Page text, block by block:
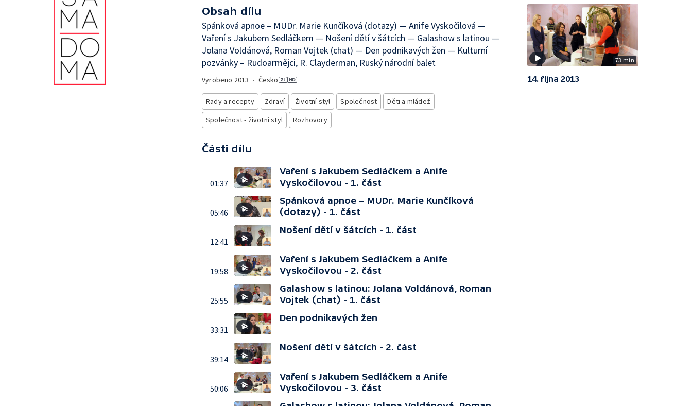
Obsah dílu
Spánková apnoe – MUDr. Marie Kunčíková (dotazy) — Anife Vyskočilová —
Vaření s Jakubem Sedláčkem — Nošení dětí v šátcích — Galashow s latinou —
Jolana Voldánová, Roman Vojtek (chat) — Den podnikavých žen — Kulturní
pozvánky – Rudoarmějci, R. Clayderman, Ruský národní balet
Vyrobeno 2013 • Česko
Rady a recepty Zdraví Životní styl Společnost
Děti a mládež
Společnost - životní styl
Rozhovory
Části dílu
01:37
Vaření s Jakubem Sedláčkem a Anife
Vyskočilovou - 1. část
05:46
Spánková apnoe – MUDr. Marie Kunčíková
(dotazy) - 1. část
12:41
Nošení dětí v šátcích - 1. část
19:58
Vaření s Jakubem Sedláčkem a Anife
Vyskočilovou - 2. část
25:55
Galashow s latinou: Jolana Voldánová, Roman
Vojtek (chat) - 1. část
33:31
Den podnikavých žen
39:14
Nošení dětí v šátcích - 2. část
50:06
Vaření s Jakubem Sedláčkem a Anife
Vyskočilovou - 3. část
73 min
14. října 2013